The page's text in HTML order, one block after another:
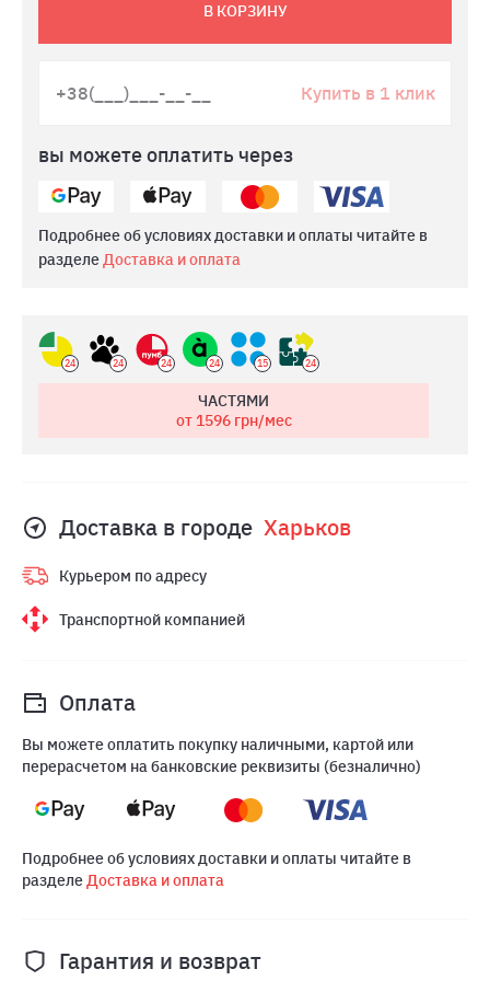
В КОРЗИНУ
Купить в 1 клик
вы можете оплатить через
Подробнее об условиях доставки и оплаты читайте в
разделеДоставка и оплата
24 24 24 24 15 24
ЧАСТЯМИ
от 1596грн/мес
Доставка в городе Харьков
Курьером по адресу
Транспортной компанией
Оплата
Вы можете оплатить покупку наличными, картой или
перерасчетом на банковские реквизиты (безналично)
Подробнее об условиях доставки и оплаты читайте в
разделеДоставка и оплата
Гарантия и возврат